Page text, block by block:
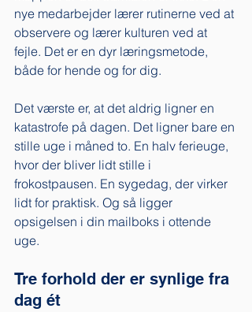
nye medarbejder lærer rutinerne ved at
observere og lærer kulturen ved at
fejle. Det er en dyr læringsmetode,
både for hende og for dig.
Det værste er, at det aldrig ligner en
katastrofe på dagen. Det ligner bare en
stille uge i måned to. En halv ferieuge,
hvor der bliver lidt stille i
frokostpausen. En sygedag, der virker
lidt for praktisk. Og så ligger
opsigelsen i din mailboks i ottende
uge.
Tre forhold der er synlige fra
dag ét